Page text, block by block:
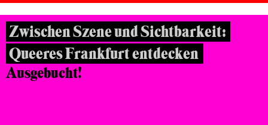
Zwischen Szene und Sichtbarkeit:
Queeres Frankfurt entdecken
Ausgebucht!